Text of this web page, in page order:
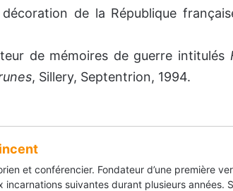
décoration de la République
de mémoires de guerre intitulés
, Sillery, Septentrion, 1994.
et conférencier. Fondateur d’une première
incarnations suivantes durant plusieurs années.
Le caporal
décédé à